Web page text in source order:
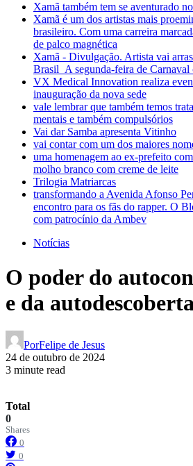
Xamã também tem se aventurado
Xamã é um dos artistas mais
brasileiro. Com uma carreira
de palco magnética
Xamã - Divulgação. Artista vai
Brasil A segunda-feira de Carnaval
VX Medical Innovation realiza
inauguração da nova sede
vale lembrar que também temos
mentais e também compulsórios
Vai dar Samba apresenta Vitinho
vai contar com um dos maiores
uma homenagem ao ex-prefeito
molho branco com creme de leite
Trilogia Matriarcas
transformando a Avenida Afonso
encontro para os fãs do rapper. O
com patrocínio da Ambev
Notícias
O poder do
e da
PorFelipe de Jesus
24 de outubro de 2024
3 minute read
Total
0
Shares
0
0